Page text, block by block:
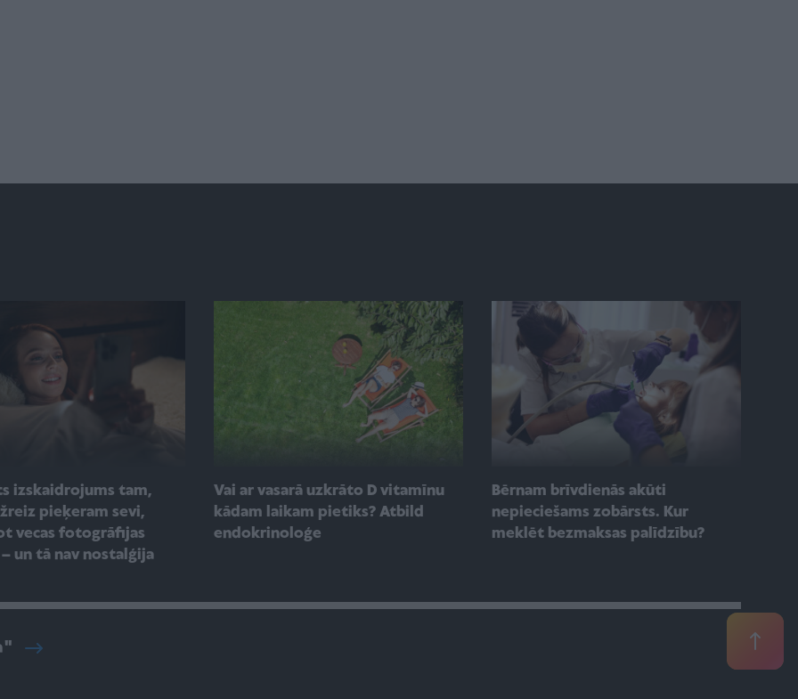
izskaidrojums tam,
pieķeram sevi,
vecas fotogrāfijas
un tā nav nostalģija
Vai ar vasarā uzkrāto D vitamīnu
kādam laikam pietiks? Atbild
endokrinoloģe
Bērnam brīvdienās akūti
nepieciešams zobārsts. Kur
meklēt bezmaksas palīdzību?